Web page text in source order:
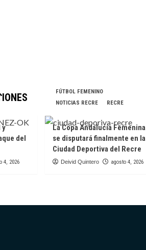
y
del
4, 2026
FÚTBOL FEMENINO
NOTICIAS RECRE
RECRE
La Copa Andalucía Femenina
se disputará finalmente en la
Ciudad Deportiva del Recre
Deivid Quintero agosto 4, 2026